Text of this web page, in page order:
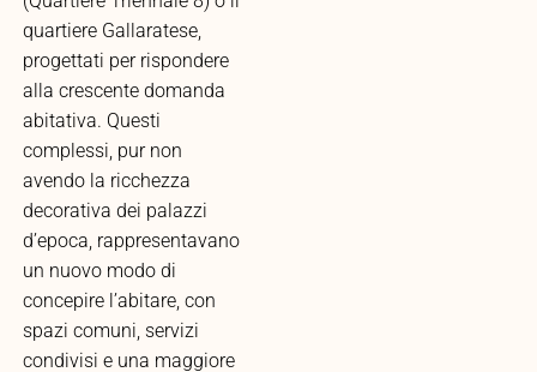
quartiere Gallaratese,
progettati per rispondere
alla crescente domanda
abitativa. Questi
complessi, pur non
avendo la ricchezza
decorativa dei palazzi
d’epoca, rappresentavano
un nuovo modo di
concepire l’abitare, con
spazi comuni, servizi
condivisi e una maggiore